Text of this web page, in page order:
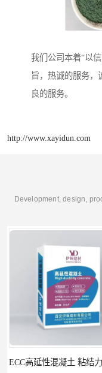
我们公司本着“以
旨，热诚的服务，
良的服务。
http://www.xayidun.com
Development, design,